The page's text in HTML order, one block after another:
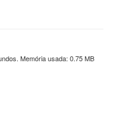
Memória usada: 0.75 MB